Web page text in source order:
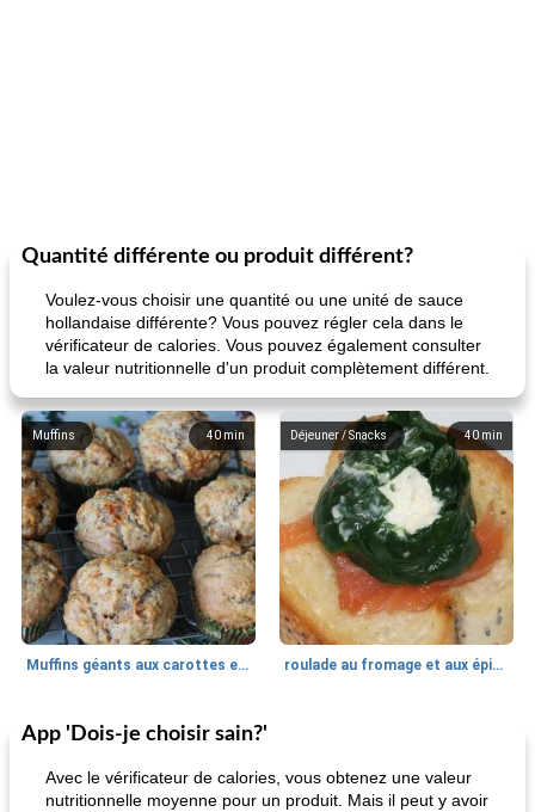
Quantité différente ou produit différent?
Voulez-vous choisir une quantité ou une unité de sauce
hollandaise différente? Vous pouvez régler cela dans le
vérificateur de calories. Vous pouvez également consulter
la valeur nutritionnelle d'un produit complètement différent.
40 min
Muffins
Muffins géants aux carottes et à la banane de Nif
40 min
Déjeuner / Snacks
roulade au fromage et aux épinards
30min
Marques de confiance: recettes et
astuces
App 'Dois-je choisir sain?'
Avec le vérificateur de calories, vous obtenez une valeur
nutritionnelle moyenne pour un produit. Mais il peut y avoir